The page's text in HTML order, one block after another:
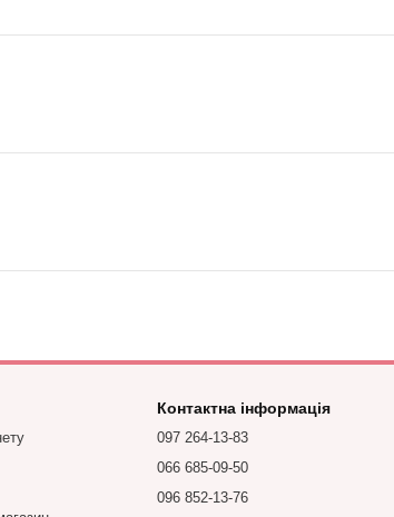
Контактна інформація
097 264-13-83
066 685-09-50
096 852-13-76